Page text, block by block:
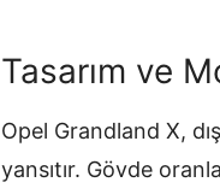
Tasarım ve
Opel Grandland X,
yansıtır. Gövde